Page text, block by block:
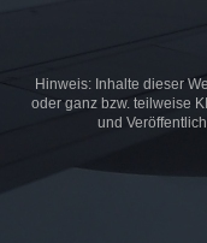
Hinweis: Inhalte dieser
oder ganz bzw. teilweise
und